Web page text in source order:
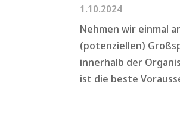
1.10.2024
Nehmen wir einmal
(potenziellen)
innerhalb der
ist die beste